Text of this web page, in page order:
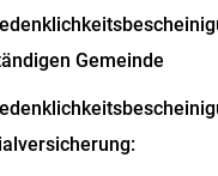
Gemeinde